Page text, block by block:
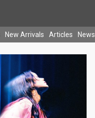
New Arrivals Articles News